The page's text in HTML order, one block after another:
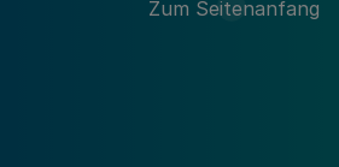
Zum Seitenanfang